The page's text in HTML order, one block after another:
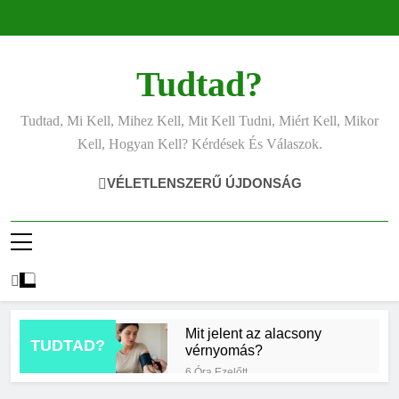
Tudtad?
Tudtad, Mi Kell, Mihez Kell, Mit Kell Tudni, Miért Kell, Mikor
Kell, Hogyan Kell? Kérdések És Válaszok.
VÉLETLENSZERŰ ÚJDONSÁG
TUDTAD?
Mit jelent az alacsony
vérnyomás?
6 Óra Ezelőtt